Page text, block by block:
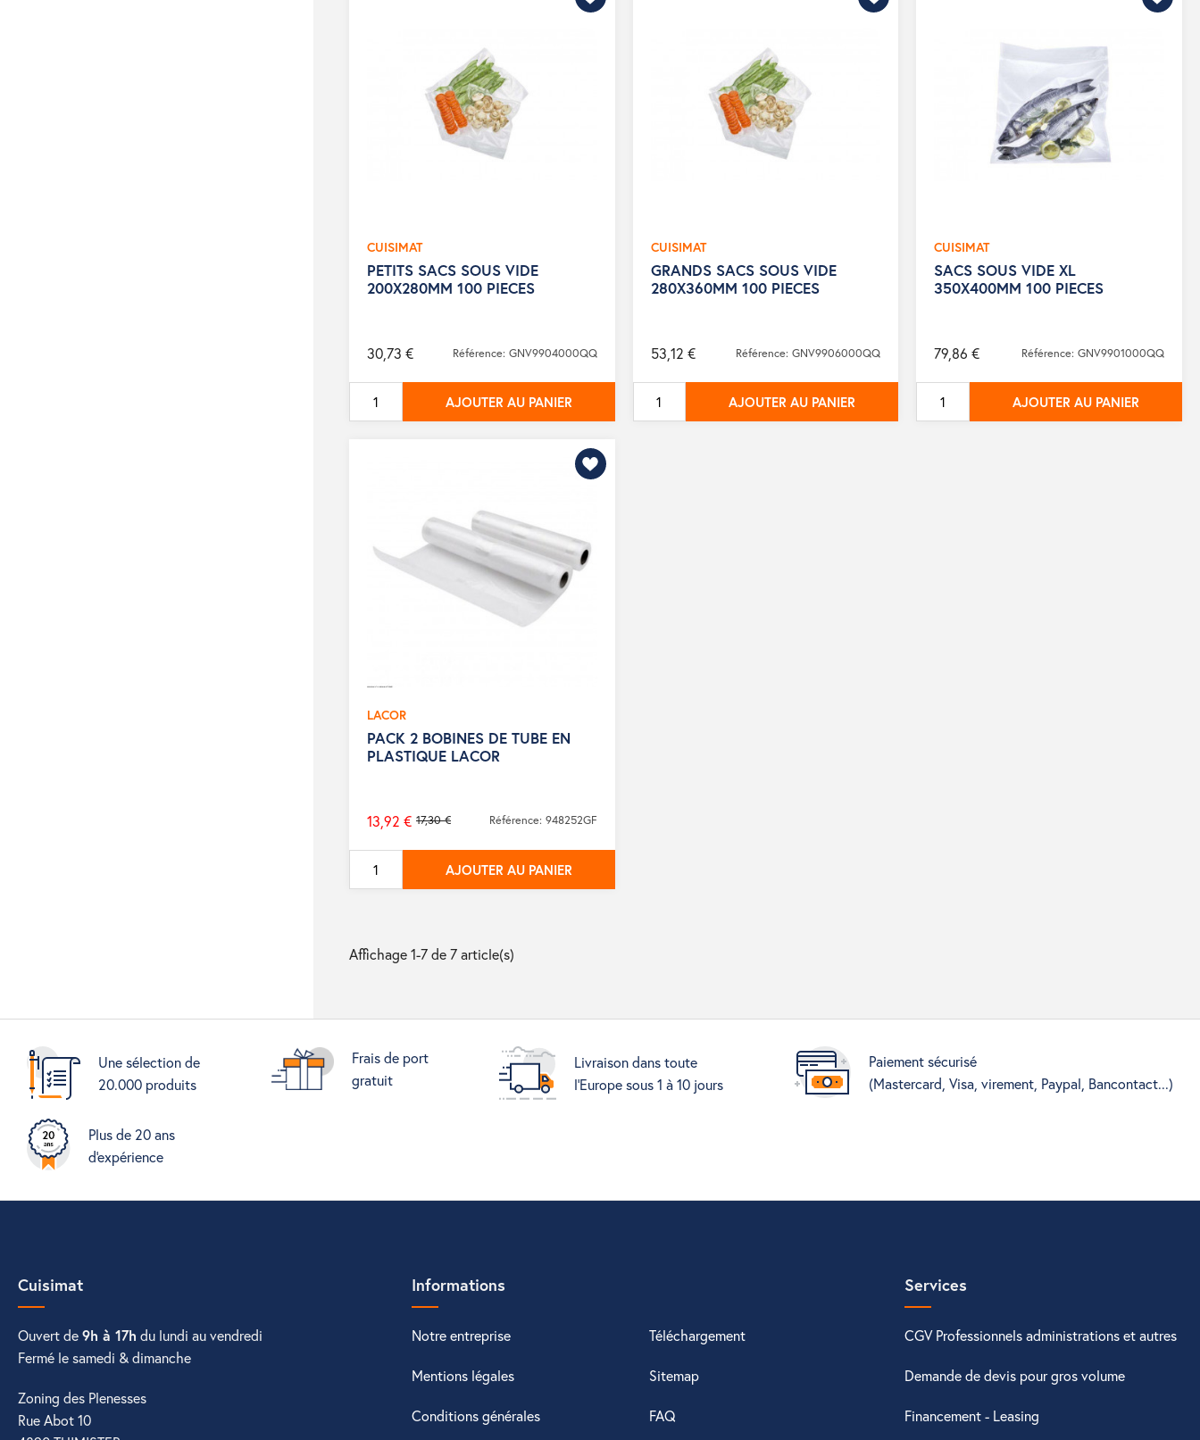
CUISIMAT
PETITS SACS SOUS VIDE
200X280MM 100 PIECES
30,73 € Référence: GNV9904000QQ
AJOUTER AU PANIER
CUISIMAT
GRANDS SACS SOUS VIDE
280X360MM 100 PIECES
53,12 € Référence: GNV9906000QQ
AJOUTER AU PANIER
CUISIMAT
SACS SOUS VIDE XL
350X400MM 100 PIECES
79,86 € Référence: GNV9901000QQ
AJOUTER AU PANIER
LACOR
PACK 2 BOBINES DE TUBE EN
PLASTIQUE LACOR
Prix
de
base
17,30 €
13,92 € Référence: 948252GF
AJOUTER AU PANIER
Affichage 1-7 de 7 article(s)
Une sélection de
20.000 produits
Frais de port
gratuit
Livraison dans toute
l'Europe sous 1 à 10 jours
Paiement sécurisé
(Mastercard, Visa, virement, Paypal, Bancontact...)
Plus de 20 ans
d'expérience
Cuisimat
Ouvert de9h à 17h du lundi au vendredi
Fermé le samedi & dimanche
Zoning des Plenesses
Rue Abot 10
Informations
Notre entreprise Téléchargement
Mentions légales Sitemap
Conditions générales FAQ
Services
CGV Professionnels administrations et autres
Demande de devis pour gros volume
Financement - Leasing